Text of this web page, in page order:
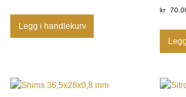
Legg i handlekurv
kr